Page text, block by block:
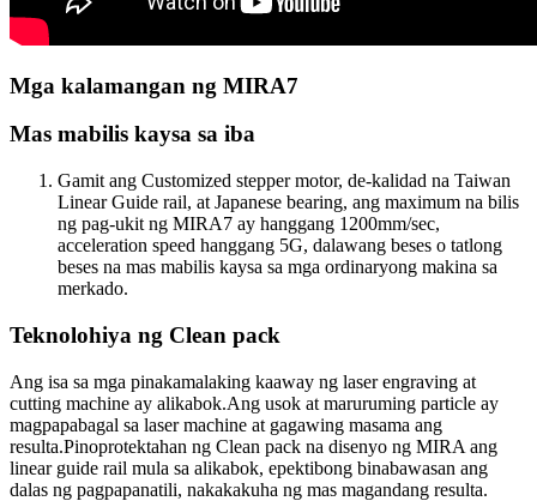
Mga kalamangan ng MIRA7
Mas mabilis kaysa sa iba
Gamit ang Customized stepper motor, de-kalidad na Taiwan
Linear Guide rail, at Japanese bearing, ang maximum na bilis
ng pag-ukit ng MIRA7 ay hanggang 1200mm/sec,
acceleration speed hanggang 5G, dalawang beses o tatlong
beses na mas mabilis kaysa sa mga ordinaryong makina sa
merkado.
Teknolohiya ng Clean pack
Ang isa sa mga pinakamalaking kaaway ng laser engraving at
cutting machine ay alikabok.Ang usok at maruruming particle ay
magpapabagal sa laser machine at gagawing masama ang
resulta.Pinoprotektahan ng Clean pack na disenyo ng MIRA ang
linear guide rail mula sa alikabok, epektibong binabawasan ang
dalas ng pagpapanatili, nakakakuha ng mas magandang resulta.